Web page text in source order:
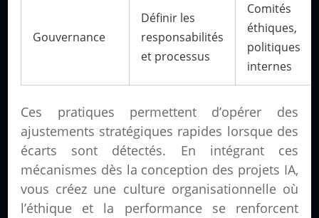
Gouvernance
Définir les
responsabilités
et processus
Comités
éthiques,
politiques
internes
Ces pratiques permettent d’opérer des
ajustements stratégiques rapides lorsque des
écarts sont détectés. En intégrant ces
mécanismes dès la conception des projets IA,
vous créez une culture organisationnelle où
l’éthique et la performance se renforcent